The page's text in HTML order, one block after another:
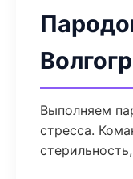
Выполняем
стресса.